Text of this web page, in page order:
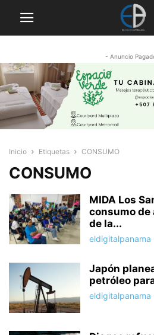
- Anuncio
Inicio Etiquetas CONSUMO
CONSUMO
MIDA Los
consumo
de la...
eldigitalpanama
Japón
petróleo
eldigitalpanama